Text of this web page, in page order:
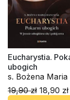
Eucharystia.
ubogich
s. Bożena
19,90 zł 18,90 zł